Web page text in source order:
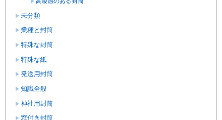
未分類
業種と封筒
特殊な封筒
特殊な紙
発送用封筒
知識全般
神社用封筒
窓付き封筒